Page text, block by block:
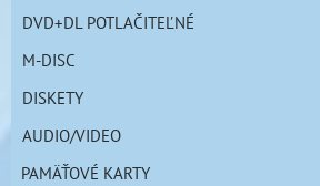
DVD+DL POTLAČITEĽNÉ
M-DISC
DISKETY
AUDIO/VIDEO
PAMÄŤOVÉ KARTY